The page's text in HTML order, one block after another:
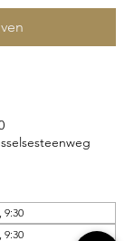
9:30
9:30